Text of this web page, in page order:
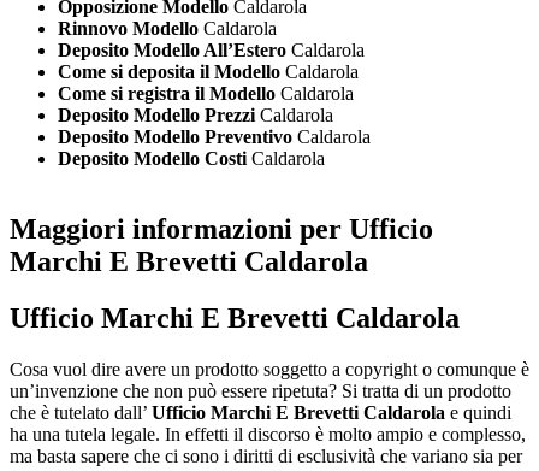
Opposizione Modello Caldarola
Rinnovo Modello Caldarola
Deposito Modello All’Estero Caldarola
Come si deposita il Modello Caldarola
Come si registra il Modello Caldarola
Deposito Modello Prezzi Caldarola
Deposito Modello Preventivo Caldarola
Deposito Modello Costi Caldarola
Maggiori informazioni per Ufficio
Marchi E Brevetti Caldarola
Ufficio Marchi E Brevetti Caldarola
Cosa vuol dire avere un prodotto soggetto a copyright o comunque è
un’invenzione che non può essere ripetuta? Si tratta di un prodotto
che è tutelato dall’ Ufficio Marchi E Brevetti Caldarola e quindi
ha una tutela legale. In effetti il discorso è molto ampio e complesso,
ma basta sapere che ci sono i diritti di esclusività che variano sia per